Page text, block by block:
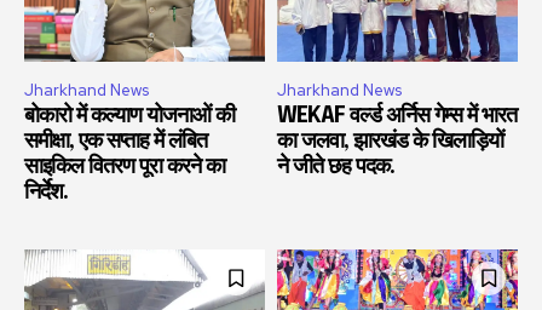
Jharkhand News
बोकारो में कल्याण योजनाओं की
समीक्षा, एक सप्ताह में लंबित
साइकिल वितरण पूरा करने का
निर्देश.
Jharkhand News
WEKAF वर्ल्ड अर्निस गेम्स में भारत
का जलवा, झारखंड के खिलाड़ियों
ने जीते छह पदक.